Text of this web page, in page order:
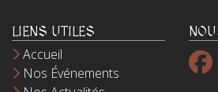
LIENS UTILES
Accueil
Nos Événements